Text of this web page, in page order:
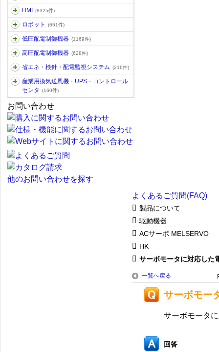
HMI (8325件)
ロボット (651件)
低圧配電制御機器 (1169件)
高圧配電制御機器 (628件)
省エネ・検針・配電監視システム (216件)
産業用換気送風機・UPS・コントロール
センタ
(160件)
お問い合わせ
他のお問い合わせを探す
よくあるご質問(FAQ)
製品について
駆動機器
ACサーボ MELSERVO
HK
サーボモータに対応した
一覧へ戻る
サーボモー
サーボモータ
回答